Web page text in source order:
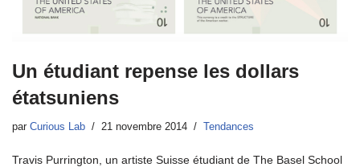
Un étudiant repense les dollars
étatsuniens
par Curious Lab 21 novembre 2014 Tendances
Travis Purrington, un artiste Suisse étudiant de The Basel School